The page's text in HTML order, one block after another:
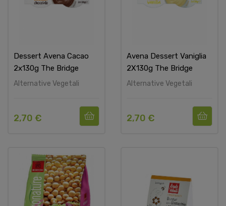
Dessert Avena Cacao
2x130g The Bridge
Alternative Vegetali
2,70 €
Avena Dessert Vaniglia
2X130g The Bridge
Alternative Vegetali
2,70 €